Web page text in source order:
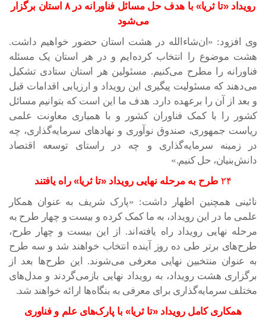
رویداد «تا ثریا» با هدف حل مسائل فناورانه در ۸ استان برگزار
می‌شود
وی افزود: «ان‌شاءالله در هشت استان حضور خواهیم داشت.
هشت موضوع را انتخاب کرده‌ایم و در هر استان یک مسئله
فناورانه را مطرح می‌کنیم. مسئولین هر استان ستادی تشکیل
می‌دهند که مسئولیت پیگیری این رویداد و ارزیابی اقدامات قبل
و بعد از آن را برعهده دارد. هدف ما این است که بتوانیم مسائل
کشور را با کمک فناوران کشور و با همیاری معاونت علمی
ریاست جمهوری، صندوق نوآوری و نهادهای سرمایه‌گذاری، چه
در زمینه سرمایه‌گذاری و چه در راستای توسعه اقتصاد
دانش‌بنیان، حل کنیم.»
۲۴طرح به مرحله نهایی رویداد «تا ثریا» راه یافتند
نائینی همچنین اظهار داشت: «پارک شریف به عنوان همکار
علمی ما در این رویداد، به ما کمک کرده و بیست و چهار طرح به
مرحله نهایی رویداد راه یافته‌اند. از این بیست و چهار طرح،
طرح‌های برتر طی ده روز آینده انتخاب خواهند شد و سه طرح
به عنوان منتخبین نهایی معرفی می‌شوند. این طرح‌ها بعد از
برگزاری هشت رویداد، به رویداد نهایی بازمی‌گردند و مدل‌های
مختلف سرمایه‌گذاری برای معرفی به بنگاه‌ها ارائه خواهند شد.
همکاری کامل رویداد «تا ثریا» با پارک‌های علم و فناوری